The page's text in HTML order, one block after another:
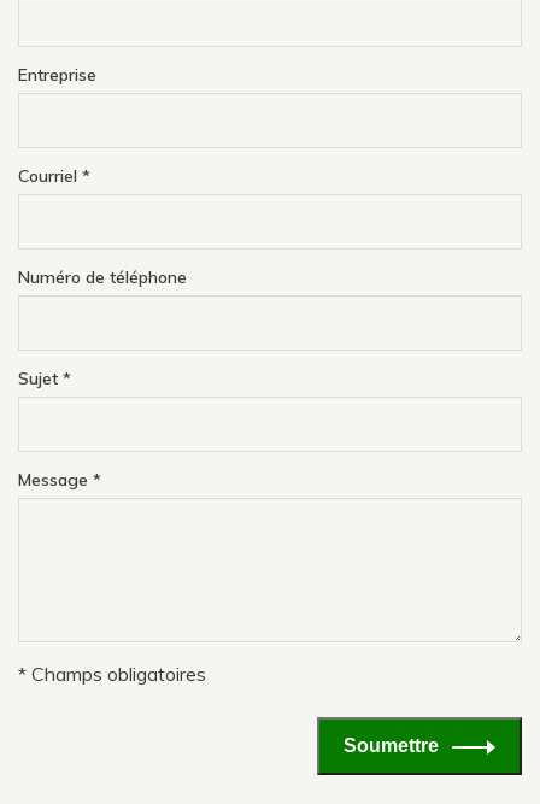
Entreprise
Courriel *
Numéro de téléphone
Sujet *
Message *
* Champs obligatoires
Soumettre